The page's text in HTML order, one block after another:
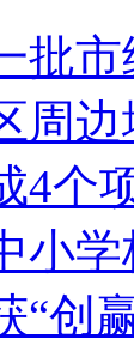
批市
周
4个
小
“创